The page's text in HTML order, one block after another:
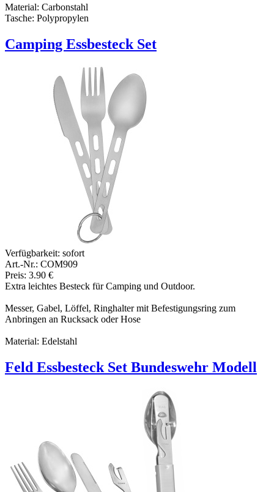
Material: Carbonstahl
Tasche: Polypropylen
Camping Essbesteck Set
Verfügbarkeit: sofort
Art.-Nr.: COM909
Preis: 3.90 €
Extra leichtes Besteck für Camping und Outdoor.
Messer, Gabel, Löffel, Ringhalter mit Befestigungsring zum
Anbringen an Rucksack oder Hose
Material: Edelstahl
Feld Essbesteck Set Bundeswehr Modell